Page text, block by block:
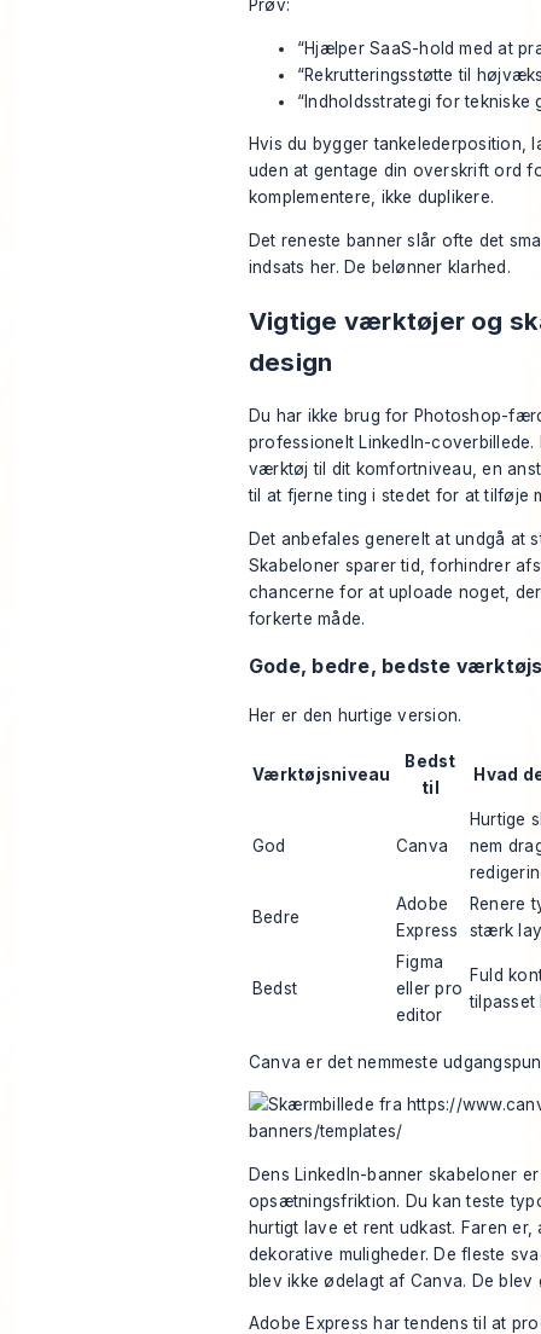
Prøv:
“Hjælper SaaS-hold med at
“Rekrutteringsstøtte til
“Indholdsstrategi for tekniske
Hvis du bygger tankelederposition,
uden at gentage din overskrift ord
komplementere, ikke duplikere.
Det reneste banner slår ofte det
indsats her. De belønner klarhed.
Vigtige værktøjer og
design
Du har ikke brug for Photoshop-
professionelt LinkedIn-
værktøj til dit komfortniveau, en
til at fjerne ting i stedet for at tilføje
Det anbefales generelt at undgå at
Skabeloner sparer tid, forhindrer
chancerne for at uploade noget,
forkerte måde.
Gode, bedre, bedste
Her er den hurtige version.
Værktøjsniveau
Bedst
til
Hvad
God Canva
Hurtige
nem
Bedre
Adobe
Express
Renere
stærk
Bedst
Figma
eller pro
editor
Fuld
tilpasset
Canva er det nemmeste
Dens LinkedIn-banner skabeloner
opsætningsfriktion. Du kan teste
hurtigt lave et rent udkast. Faren
dekorative muligheder. De fleste
blev ikke ødelagt af Canva. De blev
Adobe Express har tendens til at